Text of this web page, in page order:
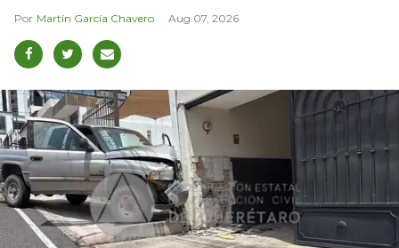
Martín García Chavero Aug 07, 2026